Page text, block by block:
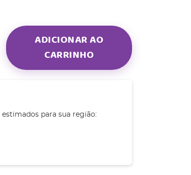
ADICIONAR AO
CARRINHO
para sua região: